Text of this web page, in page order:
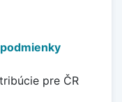
podmienky
pre ČR